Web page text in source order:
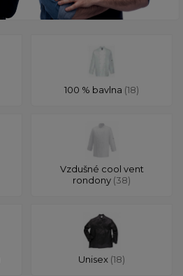
100 % bavlna (18)
Vzdušné cool vent
rondony (38)
Unisex (18)